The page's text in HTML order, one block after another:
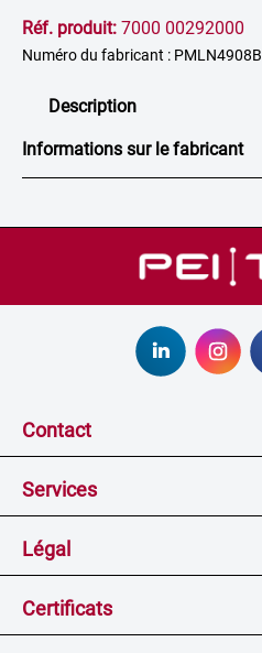
Réf. produit: 7000 00292000
Numéro du fabricant : PMLN4908B
Description
Informations sur le fabricant
Contact
Services
Légal
Certificats